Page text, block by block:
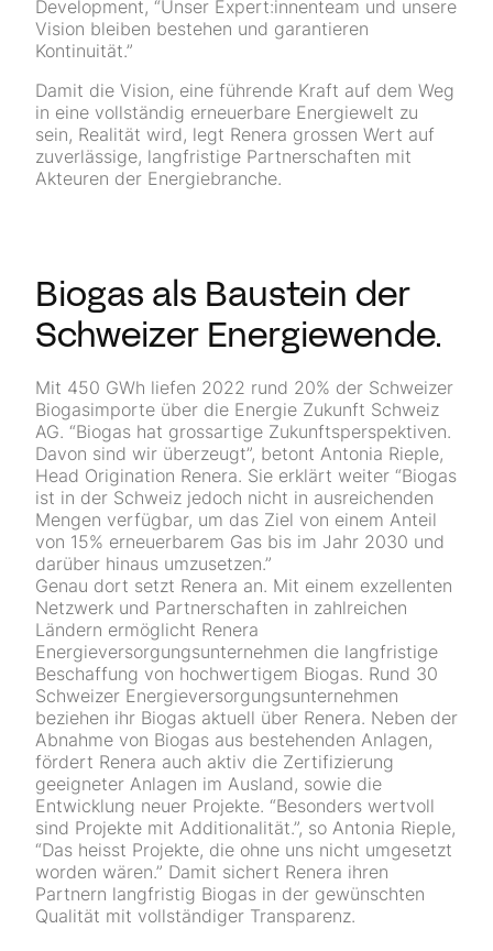
Development, “Unser Expert:innenteam und unsere
Vision bleiben bestehen und garantieren
Kontinuität.”
Damit die Vision, eine führende Kraft auf dem Weg
in eine vollständig erneuerbare Energiewelt zu
sein, Realität wird, legt Renera grossen Wert auf
zuverlässige, langfristige Partnerschaften mit
Akteuren der Energiebranche.
Biogas als Baustein der
Schweizer Energiewende.
Mit 450 GWh liefen 2022 rund 20% der Schweizer
Biogasimporte über die Energie Zukunft Schweiz
AG. “Biogas hat grossartige Zukunftsperspektiven.
Davon sind wir überzeugt”, betont Antonia Rieple,
Head Origination Renera. Sie erklärt weiter “Biogas
ist in der Schweiz jedoch nicht in ausreichenden
Mengen verfügbar, um das Ziel von einem Anteil
von 15% erneuerbarem Gas bis im Jahr 2030 und
darüber hinaus umzusetzen.”
Genau dort setzt Renera an. Mit einem exzellenten
Netzwerk und Partnerschaften in zahlreichen
Ländern ermöglicht Renera
Energieversorgungsunternehmen die langfristige
Beschaffung von hochwertigem Biogas. Rund 30
Schweizer Energie­versorgungs­unternehmen
beziehen ihr Biogas aktuell über Renera. Neben der
Abnahme von Biogas aus bestehenden Anlagen,
fördert Renera auch aktiv die Zertifizierung
geeigneter Anlagen im Ausland, sowie die
Entwicklung neuer Projekte. “Besonders wertvoll
sind Projekte mit Additionalität.”, so Antonia Rieple,
“Das heisst Projekte, die ohne uns nicht umgesetzt
worden wären.” Damit sichert Renera ihren
Partnern langfristig Biogas in der gewünschten
Qualität mit vollständiger Transparenz.